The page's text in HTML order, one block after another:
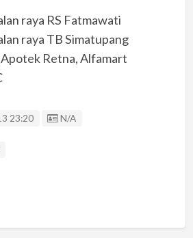
raya RS Fatmawati
raya TB Simatupang
Apotek Retna, Alfamart
23:20 Listing ID
N/A